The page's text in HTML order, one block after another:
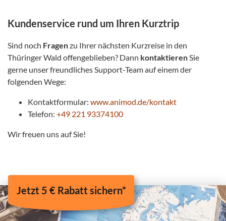
Kundenservice rund um Ihren Kurztrip
Sind noch Fragenzu Ihrer nächsten Kurzreise in den
Thüringer Wald offengeblieben? Dann kontaktierenSie
gerne unser freundliches Support-Team auf einem der
folgenden Wege:
Kontaktformular: www.animod.de/kontakt
Telefon: +49 221 93374100
Wir freuen uns auf Sie!
Jetzt 5 € Rabatt sichern*